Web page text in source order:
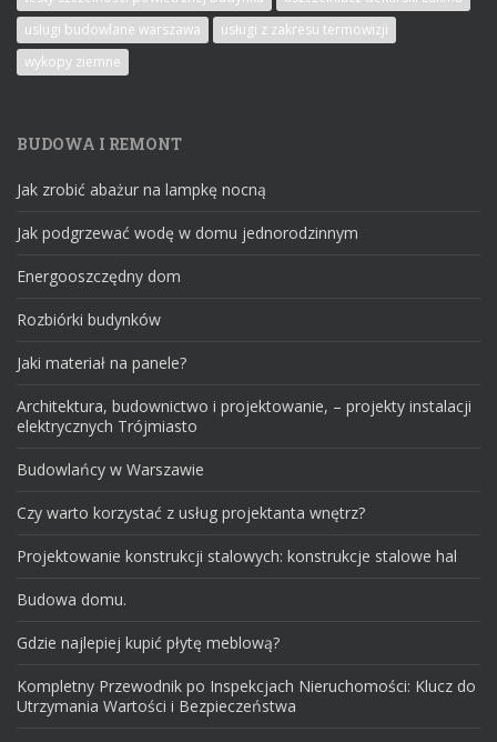
usługi budowlane warszawa
usługi z zakresu termowizji
wykopy ziemne
BUDOWA I REMONT
Jak zrobić abażur na lampkę nocną
Jak podgrzewać wodę w domu jednorodzinnym
Energooszczędny dom
Rozbiórki budynków
Jaki materiał na panele?
Architektura, budownictwo i projektowanie, – projekty instalacji
elektrycznych Trójmiasto
Budowlańcy w Warszawie
Czy warto korzystać z usług projektanta wnętrz?
Projektowanie konstrukcji stalowych: konstrukcje stalowe hal
Budowa domu.
Gdzie najlepiej kupić płytę meblową?
Kompletny Przewodnik po Inspekcjach Nieruchomości: Klucz do
Utrzymania Wartości i Bezpieczeństwa